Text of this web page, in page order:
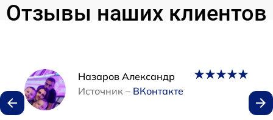
Отзывы наших клиентов
Назаров Александр
Источник – ВКонтакте
Наши мастера